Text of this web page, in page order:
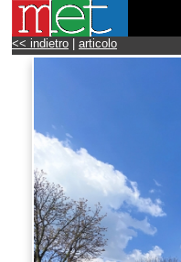
<< indietro articolo